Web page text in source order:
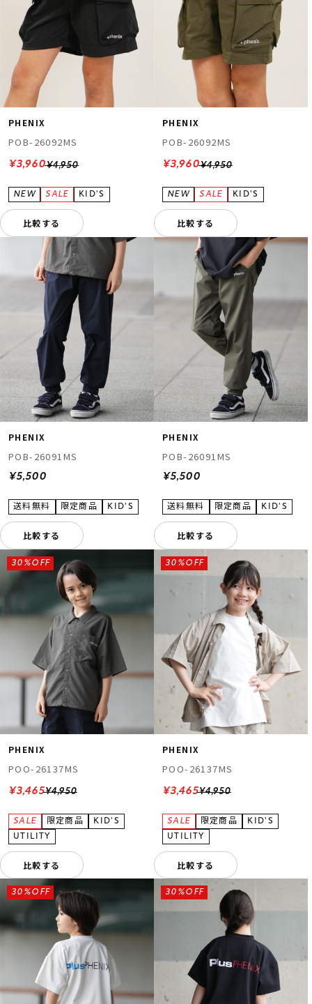
PHENIX
POB-26092MS
¥4,950
¥3,960
比較する
PHENIX
POB-26092MS
¥4,950
¥3,960
比較する
PHENIX
POB-26091MS
¥5,500
比較する
PHENIX
POB-26091MS
¥5,500
比較する
PHENIX
POO-26137MS
¥4,950
30%OFF
¥3,465
比較する
PHENIX
POO-26137MS
¥4,950
30%OFF
¥3,465
比較する
30%OFF 30%OFF